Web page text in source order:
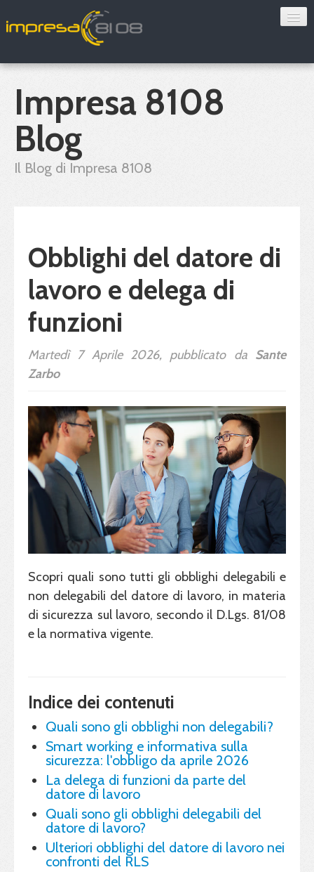
Sorveglianza sanitaria
Convenzioni
Verifica 8108
Impresa 8108
Blog
Il Blog di Impresa 8108
Obblighi del datore di
lavoro e delega di
funzioni
Martedì 7 Aprile 2026, pubblicato da Sante
Zarbo
Scopri quali sono tutti gli obblighi delegabili e
non delegabili del datore di lavoro, in materia
di sicurezza sul lavoro, secondo il D.Lgs. 81/08
e la normativa vigente.
Indice dei contenuti
Quali sono gli obblighi non delegabili?
Smart working e informativa sulla
sicurezza: l'obbligo da aprile 2026
La delega di funzioni da parte del
datore di lavoro
Quali sono gli obblighi delegabili del
datore di lavoro?
Ulteriori obblighi del datore di lavoro nei
confronti del RLS